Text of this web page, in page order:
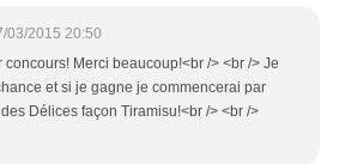
03/2015 20:50
Merci beaucoup!<br /> <br /> Je
et si je gagne je commencerai par
Délices façon Tiramisu!<br /> <br />